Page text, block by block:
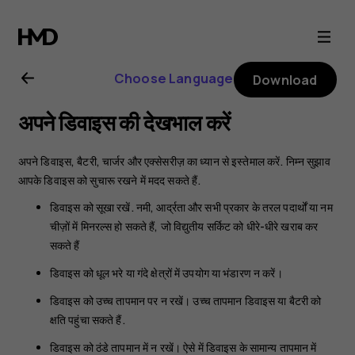
Nokia
106
4G
user
guide
Choose Language Download
अपने डिवाइस की देखभाल करें
अपने डिवाइस, बैटरी, चार्जर और एक्सेसरीज़ का ध्यान से इस्तेमाल करें. निम्न सुझाव
आपके डिवाइस को सुचारू रखने में मदद सकते हैं.
डिवाइस को सूखा रखें. नमी, आर्द्रता और सभी प्रकार के तरल पदार्थों या नम
चीज़ों में मिनरल्स हो सकते हैं, जो विद्युतीय सर्किट को धीरे-धीरे खराब कर
सकते हैं
डिवाइस को धूल भरे या गंदे क्षेत्रों में उपयोग या भंडारण न करें।
डिवाइस को उच्च तापमान पर न रखें। उच्च तापमान डिवाइस या बैटरी को
क्षति पहुंचा सकते हैं.
डिवाइस को ठंडे तापमान में न रखें। ऐसे में डिवाइस के सामान्य तापमान में